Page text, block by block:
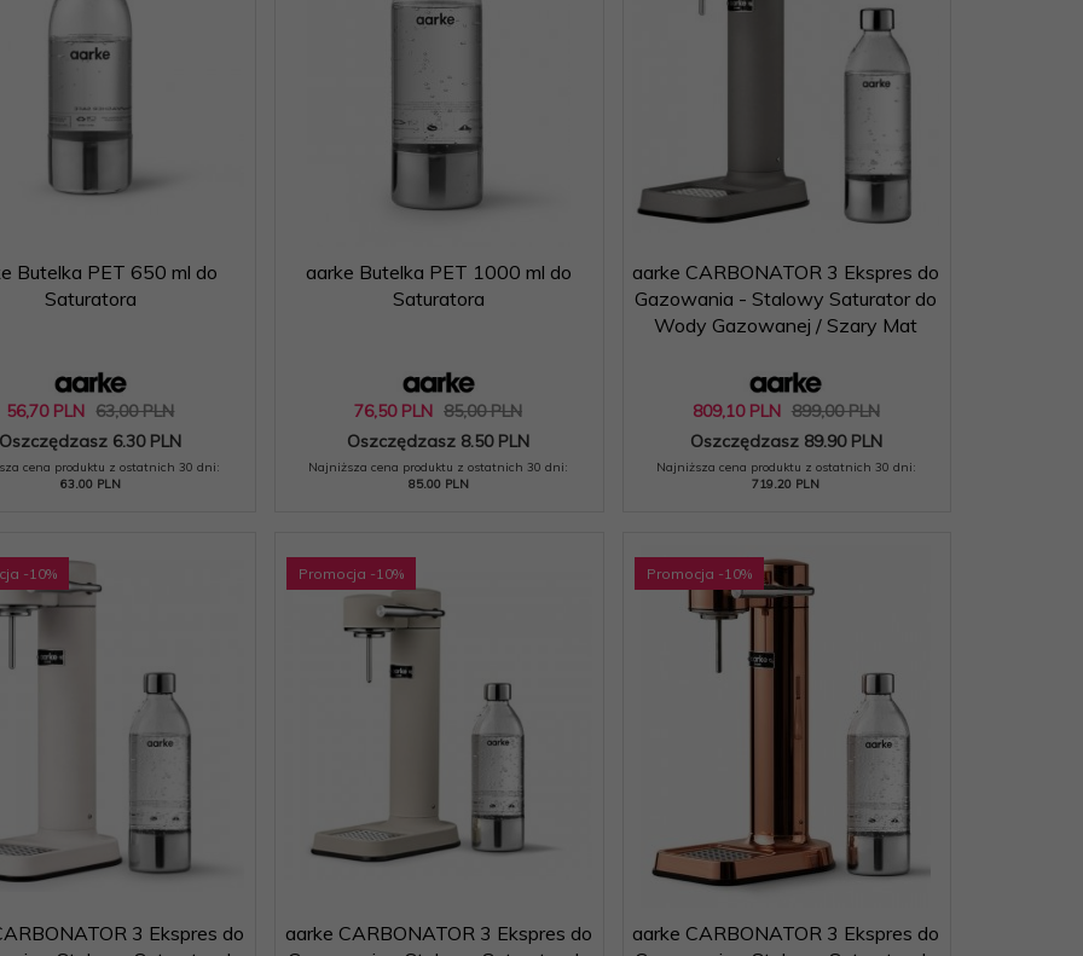
Butelka PET 650 ml do
Saturatora
56,70 PLN 63,00 PLN
Oszczędzasz 6.30 PLN
cena produktu z ostatnich 30 dni:
63.00 PLN
aarke Butelka PET 1000 ml do
Saturatora
76,50 PLN 85,00 PLN
Oszczędzasz 8.50 PLN
Najniższa cena produktu z ostatnich 30 dni:
85.00 PLN
aarke CARBONATOR 3 Ekspres do
Gazowania - Stalowy Saturator do
Wody Gazowanej / Szary Mat
809,10 PLN 899,00 PLN
Oszczędzasz 89.90 PLN
Najniższa cena produktu z ostatnich 30 dni:
719.20 PLN
-10%
3 Ekspres do
Promocja -10%
aarke CARBONATOR 3 Ekspres do
Promocja -10%
aarke CARBONATOR 3 Ekspres do